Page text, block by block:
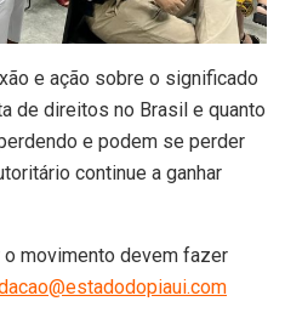
e ação sobre o significado
de direitos no Brasil e quanto
e podem se perder
continue a ganhar
movimento devem fazer